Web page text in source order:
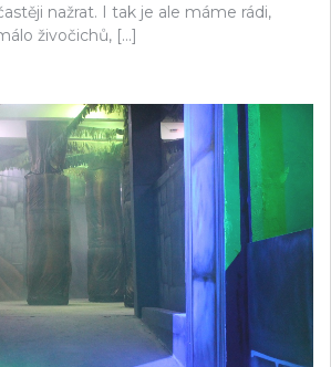
nažrat. I tak je ale máme rádi,
živočichů, […]